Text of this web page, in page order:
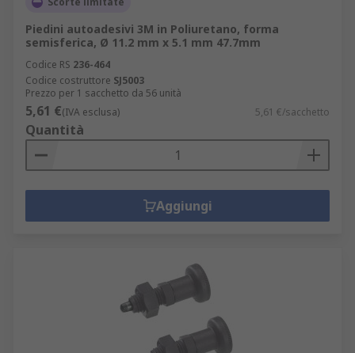
Piedini autoadesivi 3M in Poliuretano, forma
semisferica, Ø 11.2 mm x 5.1 mm 47.7mm
Codice RS 236-464
Codice costruttore SJ5003
Prezzo per 1 sacchetto da 56 unità
5,61 €(IVA esclusa) 5,61 €/sacchetto
Quantità
Aggiungi